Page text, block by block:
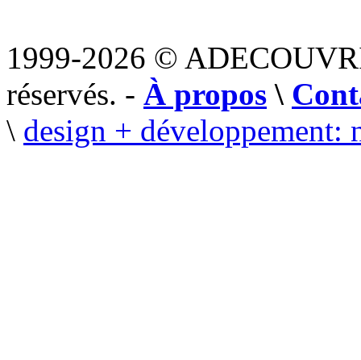
1999-2026 ©
réservés. - À propos \
\ design + développement: